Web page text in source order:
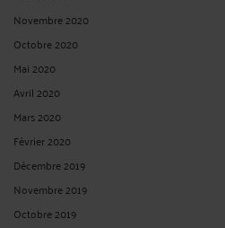
LE DÉPÔT-VENTE DE CHEVAUX
ParMurielle-Isabelle CAHEN